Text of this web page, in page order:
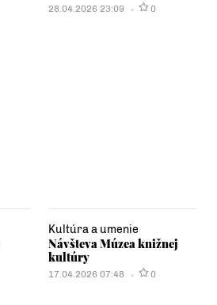
28.04.2026 23:09 0
Kultúra a umenie
Návšteva Múzea knižnej
kultúry
17.04.2026 07:48 0